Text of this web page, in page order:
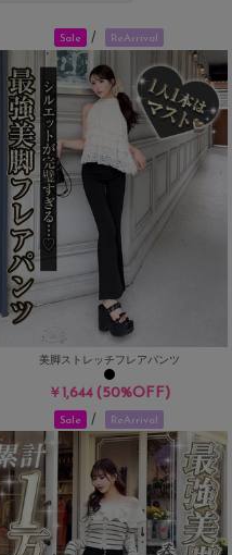
Sale / ReArrival
美脚ストレッチフレアパンツ
￥1,644(50%OFF)
Sale / ReArrival